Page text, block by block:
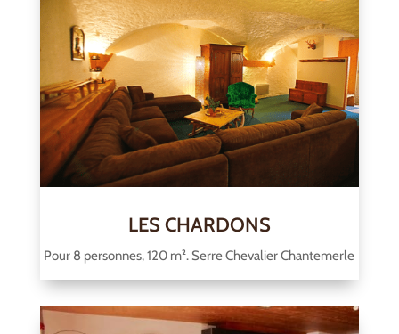
LES CHARDONS
Pour 8 personnes, 120 m². Serre Chevalier Chantemerle